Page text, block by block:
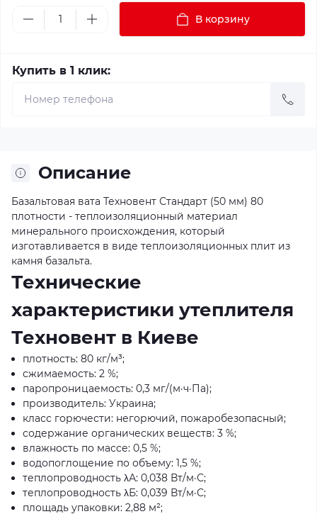
В корзину
Купить в 1 клик:
Описание
Базальтовая вата Техновент Стандарт (50 мм) 80
плотности - теплоизоляционный материал
минерального происхождения, который
изготавливается в виде теплоизоляционных плит из
камня базальта.
Технические
характеристики утеплителя
Техновент в Киеве
плотность: 80 кг/м³;
сжимаемость: 2 %;
паропроницаемость: 0,3 мг/(м·ч·Па);
производитель: Украина;
класс горючести: негорючий, пожаробезопасный;
содержание органических веществ: 3 %;
влажность по массе: 0,5 %;
водопоглощение по объему: 1,5 %;
теплопроводность λА: 0,038 Вт/м·С;
теплопроводность λБ: 0,039 Вт/м·С;
площадь упаковки: 2,88 м²;